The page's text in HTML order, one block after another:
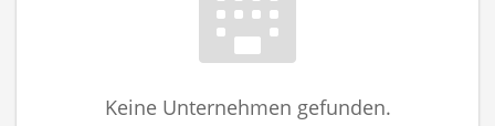
Keine Unternehmen gefunden.